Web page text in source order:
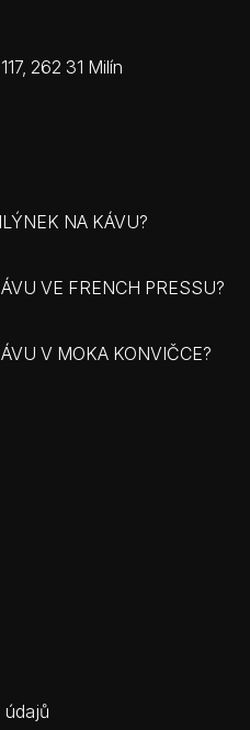
262 31 Milín
NA KÁVU?
VE FRENCH PRESSU?
V MOKA KONVIČCE?
údajů